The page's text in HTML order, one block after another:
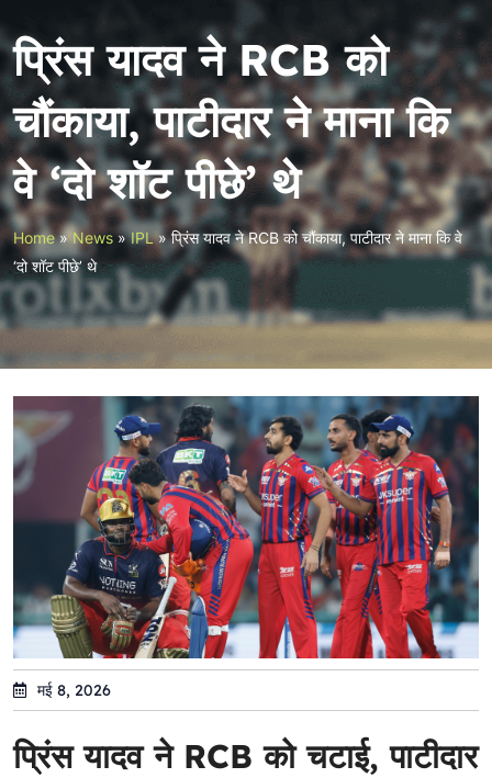
प्रिंस यादव ने RCB को
चौंकाया, पाटीदार ने माना कि
वे ‘दो शॉट पीछे’ थे
Home»News»IPL»प्रिंस यादव ने RCB को चौंकाया, पाटीदार ने माना कि वे
‘दो शॉट पीछे’ थे
मई 8, 2026
प्रिंस यादव ने RCB को चटाई, पाटीदार